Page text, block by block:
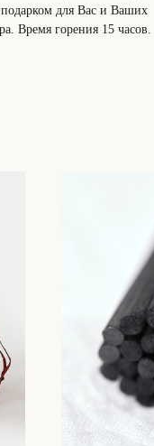
подарком для Вас и Ваших
Время горения 15 часов.